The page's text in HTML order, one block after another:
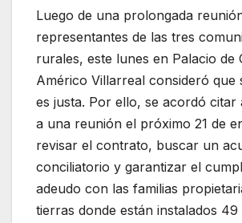
Luego de una prolongada
representantes de las tres
rurales, este lunes en Palacio de
Américo Villarreal consideró que
es justa. Por ello, se acordó citar
a una reunión el próximo 21 de
revisar el contrato, buscar un
conciliatorio y garantizar el
adeudo con las familias
tierras donde están instalados 49